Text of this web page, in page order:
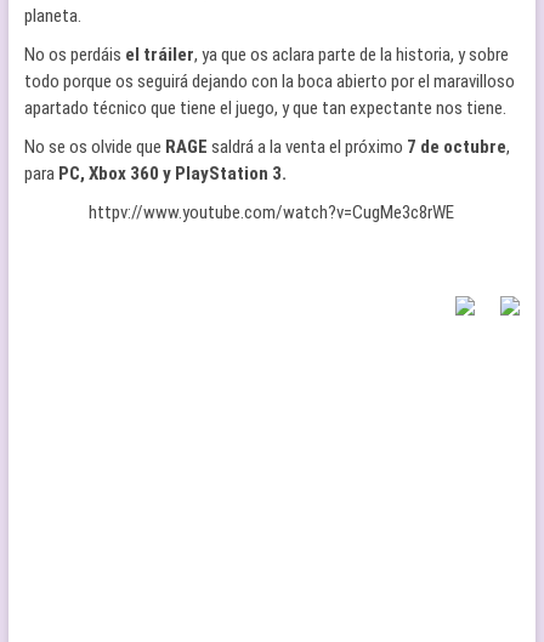
planeta.
No os perdáis el tráiler, ya que os aclara parte de la historia, y sobre
todo porque os seguirá dejando con la boca abierto por el maravilloso
apartado técnico que tiene el juego, y que tan expectante nos tiene.
No se os olvide que RAGE saldrá a la venta el próximo 7 de octubre,
para PC, Xbox 360 y PlayStation 3.
httpv://www.youtube.com/watch?v=CugMe3c8rWE